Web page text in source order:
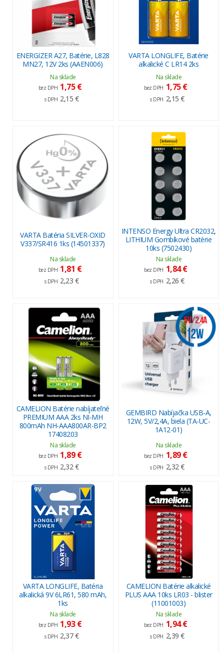
ENERGIZER A27, Batérie, L828
MN27, 12V 2ks (AAEN006)
Na sklade
bez DPH 1,75 €
s DPH 2,15 €
VARTA LONGLIFE, Batérie
alkalické C LR14 2ks
Na sklade
bez DPH 1,75 €
s DPH 2,15 €
VARTA Batéria SILVER-OXID
V337/SR416 1ks (14501337)
Na sklade
bez DPH 1,81 €
s DPH 2,23 €
INTENSO Energy Ultra CR2032,
LITHIUM Gombíkové batérie
10ks (7502430)
Na sklade
bez DPH 1,84 €
s DPH 2,26 €
CAMELION Batérie nabíjateľné
PREMIUM AAA 2ks NI-MH
800mAh NH-AAA800AR-BP2
17408203
Na sklade
bez DPH 1,89 €
s DPH 2,32 €
GEMBIRD Nabíjačka USB-A,
12W, 5V/2,4A, biela (TA-UC-
1A12-01)
Na sklade
bez DPH 1,89 €
s DPH 2,32 €
VARTA LONGLIFE, Batéria
alkalická 9V 6LR61, 580 mAh,
1ks
Na sklade
bez DPH 1,93 €
s DPH 2,37 €
CAMELION Batérie alkalické
PLUS AAA 10ks LR03 - blister
(11001003)
Na sklade
bez DPH 1,94 €
s DPH 2,39 €